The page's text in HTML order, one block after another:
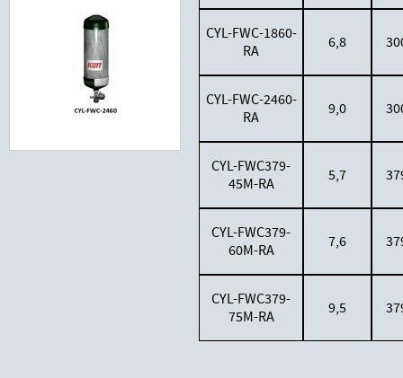
CYL-FWC-1860-
RA
6,8
CYL-FWC-2460-
RA
9,0
CYL-FWC379-
45M-RA
5,7
CYL-FWC379-
60M-RA
7,6
CYL-FWC379-
75M-RA
9,5